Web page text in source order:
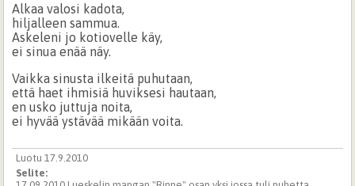
Alkaa valosi kadota,
hiljalleen sammua.
Askeleni jo kotiovelle käy,
ei sinua enää näy.
Vaikka sinusta ilkeitä puhutaan,
että haet ihmisiä huviksesi hautaan,
en usko juttuja noita,
ei hyvää ystävää mikään voita.
Luotu 17.9.2010
Selite: